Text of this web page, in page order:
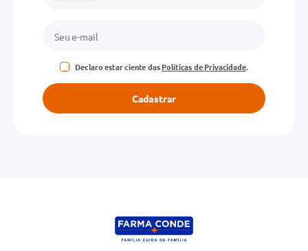
Declaro estar ciente dasPolíticas de Privacidade.
Cadastrar